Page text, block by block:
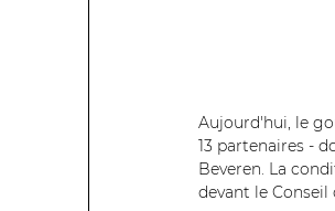
Aujourd'hui, le
13 partenaires -
Beveren. La
devant le Conseil